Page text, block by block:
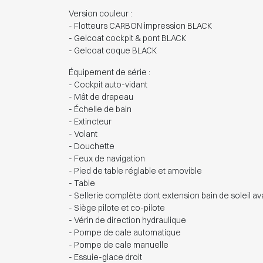
Version couleur :
- Flotteurs CARBON impression BLACK
- Gelcoat cockpit & pont BLACK
- Gelcoat coque BLACK
Équipement de série :
- Cockpit auto-vidant
- Mât de drapeau
- Échelle de bain
- Extincteur
- Volant
- Douchette
- Feux de navigation
- Pied de table réglable et amovible
- Table
- Sellerie complète dont extension bain de soleil
- Siège pilote et co-pilote
- Vérin de direction hydraulique
- Pompe de cale automatique
- Pompe de cale manuelle
- Essuie-glace droit